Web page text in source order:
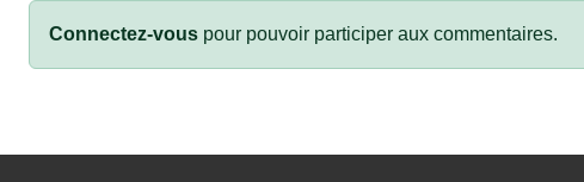
Connectez-vous pour pouvoir participer aux commentaires.